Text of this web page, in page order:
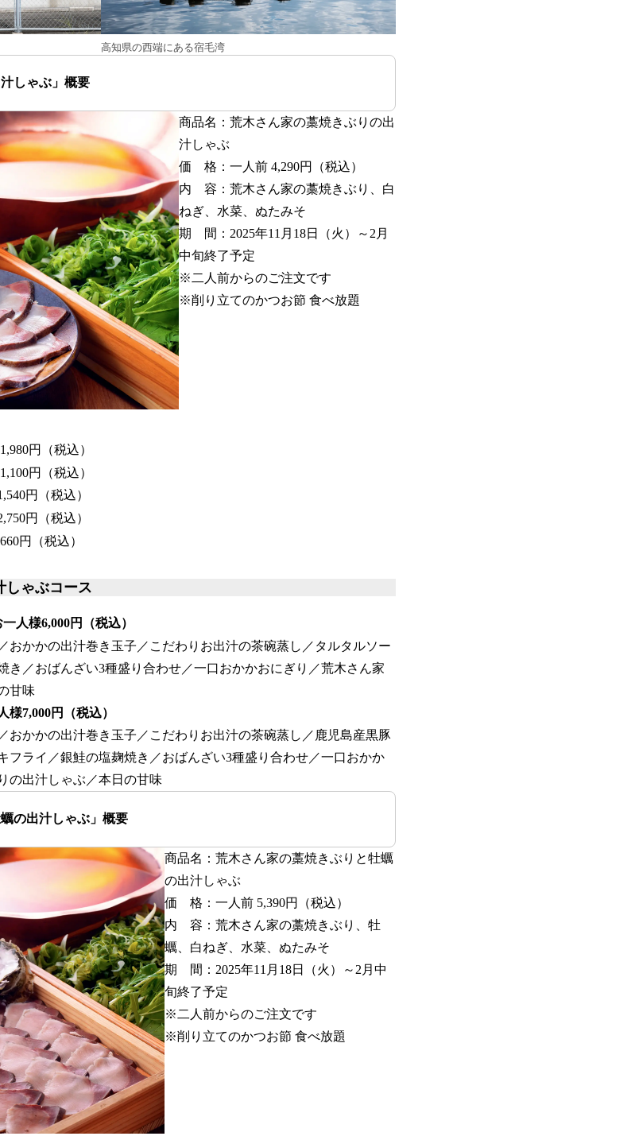
高知県の西端にある宿毛湾
しゃぶ」概要
商品名：荒木さん家の藁焼きぶりの出
汁しゃぶ
価 格：一人前 4,290円（税込）
内 容：荒木さん家の藁焼きぶり、白
ねぎ、水菜、ぬたみそ
期 間：2025年11月18日（火）～2月
中旬終了予定
※二人前からのご注文です
※削り⽴てのかつお節 ⾷べ放題
円（税込）
円（税込）
円（税込）
円（税込）
（税込）
しゃぶコース
様6,000円（税込）
おかかの出汁巻き玉子／こだわりお出汁の茶碗蒸し／タルタルソー
き／おばんざい3種盛り合わせ／一口おかかおにぎり／荒木さん家
甘味
7,000円（税込）
おかかの出汁巻き玉子／こだわりお出汁の茶碗蒸し／鹿児島産黒豚
フライ／銀鮭の塩麹焼き／おばんざい3種盛り合わせ／一口おかか
の出汁しゃぶ／本日の甘味
の出汁しゃぶ」概要
商品名：荒木さん家の藁焼きぶりと牡蠣
の出汁しゃぶ
価 格：一人前 5,390円（税込）
内 容：荒木さん家の藁焼きぶり、牡
蠣、白ねぎ、水菜、ぬたみそ
期 間：2025年11月18日（火）～2月中
旬終了予定
※二人前からのご注文です
※削り⽴てのかつお節 ⾷べ放題